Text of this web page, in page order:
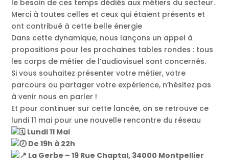
le besoin de ces temps dédiés aux métiers du secteur.
Merci à toutes celles et ceux qui étaient présents et
ont contribué à cette belle énergie
Dans cette dynamique, nous lançons un appel à
propositions pour les prochaines tables rondes : tous
les corps de métier de l’audiovisuel sont concernés.
Si vous souhaitez présenter votre métier, votre
parcours ou partager votre expérience, n’hésitez pas
à venir nous en parler !
Et pour continuer sur cette lancée, on se retrouve ce
lundi 11 mai pour une nouvelle rencontre du réseau
Lundi 11 Mai
De 19h à 22h
La Gerbe – 19 Rue Chaptal, 34000 Montpellier